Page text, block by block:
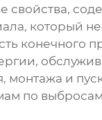
свойства,
который
конечного
монтажа и
по